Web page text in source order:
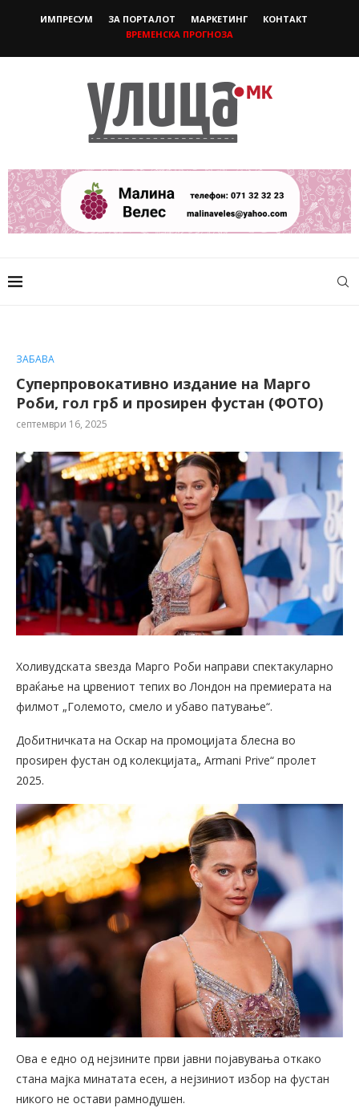
ИМПРЕСУМ ЗА ПОРТАЛОТ МАРКЕТИНГ
КОНТАКТ
ВРЕМЕНСКА ПРОГНОЗА
ЗАБАВА
Суперпровокативно издание на Марго
Роби, гол грб и проѕирен фустан (ФОТО)
септември 16, 2025
Холивудската ѕвезда Марго Роби направи спектакуларно
враќање на црвениот тепих во Лондон на премиерата на
филмот „Големото, смело и убаво патување“.
Добитничката на Оскар на промоцијата блесна во
проѕирен фустан од колекцијата„ Armani Prive“ пролет
2025.
Ова е едно од нејзините први јавни појавувања откако
стана мајка минатата есен, а нејзиниот избор на фустан
никого не остави рамнодушен.